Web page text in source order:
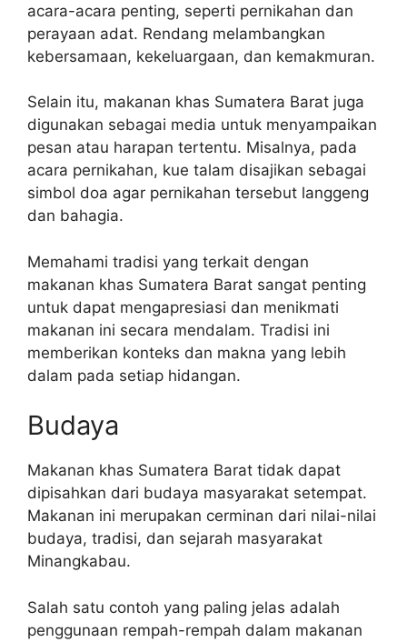
acara-acara penting, seperti pernikahan dan
perayaan adat. Rendang melambangkan
kebersamaan, kekeluargaan, dan kemakmuran.
Selain itu, makanan khas Sumatera Barat juga
digunakan sebagai media untuk menyampaikan
pesan atau harapan tertentu. Misalnya, pada
acara pernikahan, kue talam disajikan sebagai
simbol doa agar pernikahan tersebut langgeng
dan bahagia.
Memahami tradisi yang terkait dengan
makanan khas Sumatera Barat sangat penting
untuk dapat mengapresiasi dan menikmati
makanan ini secara mendalam. Tradisi ini
memberikan konteks dan makna yang lebih
dalam pada setiap hidangan.
Budaya
Makanan khas Sumatera Barat tidak dapat
dipisahkan dari budaya masyarakat setempat.
Makanan ini merupakan cerminan dari nilai-nilai
budaya, tradisi, dan sejarah masyarakat
Minangkabau.
Salah satu contoh yang paling jelas adalah
penggunaan rempah-rempah dalam makanan